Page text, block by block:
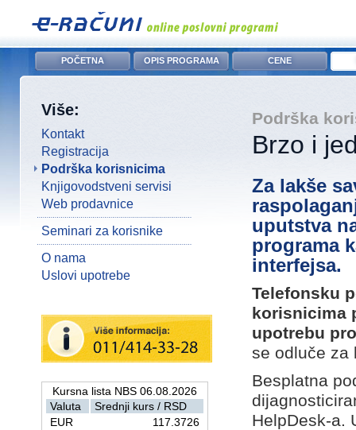
POČETNA OPIS PROGRAMA CENE
Više:
Kontakt
Registracija
Podrška korisnicima
Knjigovodstveni servisi
Web prodavnice
Seminari za korisnike
O nama
Uslovi upotrebe
Kursna lista NBS 06.08.2026
Valuta
Srednji kurs / RSD
EUR
117.3726
Podrška
Brzo i
Za lakše
uputstva
programa
interfejsa.
Telefonsku
korisnicima
upotrebu
se odluče za
Besplatna
HelpDesk-a.